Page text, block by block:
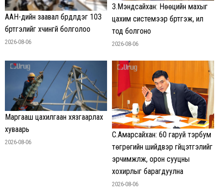
ААН-үүдийн заавал бүрдүүлдэг 103
бүртгэлийг хүчингүй болголоо
2026-08-06
З.Мэндсайхан: Нөөцийн махыг
цахим системээр бүртгэж, ил
тод болгоно
2026-08-06
Маргааш цахилгаан хязгаарлах
хуваарь
2026-08-06
С.Амарсайхан: 60 гаруй тэрбум
төгрөгийн шийдвэр гүйцэтгэлийг
эрчимжүүлж, орон сууцны
хохирлыг барагдуулна
2026-08-06